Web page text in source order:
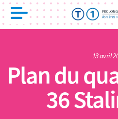
13 avril
Plan du
36